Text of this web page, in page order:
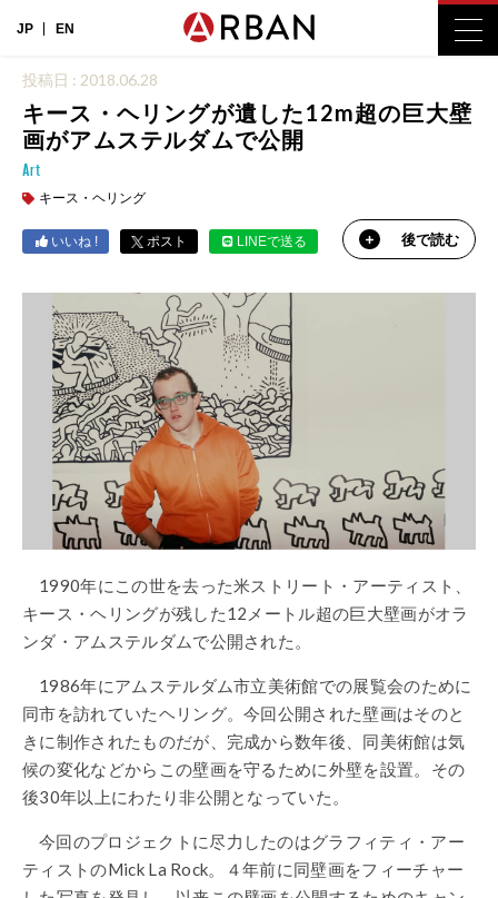
JP EN
投稿日 : 2018.06.28
キース・ヘリングが遺した12m超の巨大壁
画がアムステルダムで公開
Art
キース・ヘリング
いいね ! ポスト LINEで送る 後で読む
1990年にこの世を去った米ストリート・アーティスト、
キース・ヘリングが残した12メートル超の巨大壁画がオラ
ンダ・アムステルダムで公開された。
1986年にアムステルダム市立美術館での展覧会のために
同市を訪れていたヘリング。今回公開された壁画はそのと
きに制作されたものだが、完成から数年後、同美術館は気
候の変化などからこの壁画を守るために外壁を設置。その
後30年以上にわたり非公開となっていた。
今回のプロジェクトに尽力したのはグラフィティ・アー
ティストのMick La Rock。４年前に同壁画をフィーチャー